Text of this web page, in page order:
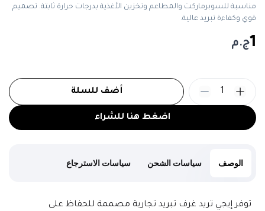
مناسبة للسوبرماركت والمطاعم وتخزين الأغذية بدرجات حرارة ثابتة. تصميم
قوي وكفاءة تبريد عالية.
1ج.م
اضغط هنا للشراء
أضف للسلة 1
الوصف سياسات الشحن سياسات الاسترجاع